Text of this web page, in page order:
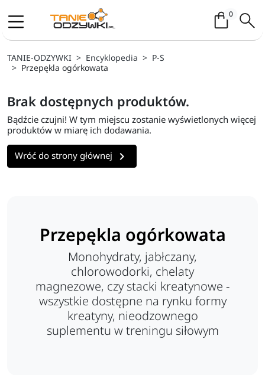
0Koszyk /
TANIE-ODZYWKI Encyklopedia
P-S
Przepękla ogórkowata
Brak dostępnych produktów.
Bądźcie czujni! W tym miejscu zostanie wyświetlonych więcej
produktów w miarę ich dodawania.
Wróć do strony głównej 
Przepękla ogórkowata
Monohydraty, jabłczany,
chlorowodorki, chelaty
magnezowe, czy stacki kreatynowe -
wszystkie dostępne na rynku formy
kreatyny, nieodzownego
suplementu w treningu siłowym